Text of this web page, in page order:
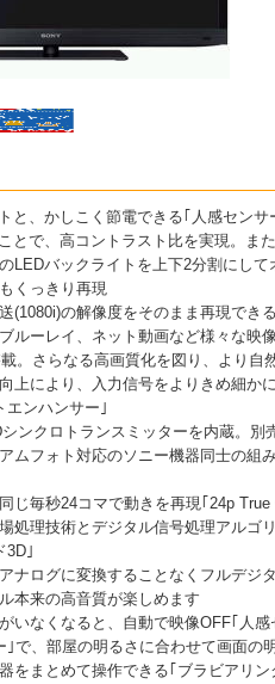
と、かしこく節電できる｢人感セン
とで、高コントラスト比を実現。ま
LEDバックライトを上下2分割にし
くっきり再現
(1080i)の解像度をそのまま再現でき
ルーレイ、ネット動画など様々な映
。さらなる高画質化を図り、より自
上により、入力信号をよりきめ細か
エンハンサー｣
ンクロトランスミッターを内蔵。
ムフォト対応のソニー機器同士の組
じ毎秒24コマで動きを再現｢24p True
処理技術とデジタル信号処理アルゴ
3D｣
ナログに変換することなくフルデジ
本来の高音質が楽しめます
いなくなると、自動で映像OFF｢人
｣で、部屋の明るさに合わせて画面
をまとめて操作できる｢ブラビアリ